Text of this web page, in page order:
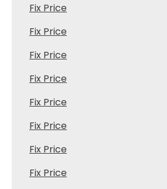
Fix Price
Fix Price
Fix Price
Fix Price
Fix Price
Fix Price
Fix Price
Fix Price